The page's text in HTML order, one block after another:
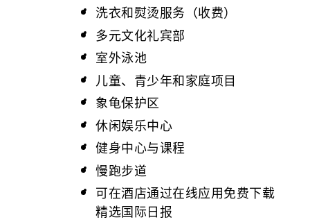
洗衣和熨烫服务（收费）
多元文化礼宾部
室外泳池
儿童、青少年和家庭项目
象龟保护区
休闲娱乐中心
健身中心与课程
慢跑步道
可在酒店通过在线应用免费下载
精选国际日报